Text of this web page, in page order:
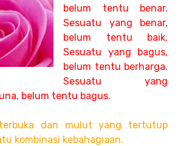
belum tentu benar.
Sesuatu yang benar,
belum tentu baik.
Sesuatu yang bagus,
belum tentu berharga.
Sesuatu yang
belum tentu bagus.
dan mulut yang tertutup
kombinasi kebahagiaan.